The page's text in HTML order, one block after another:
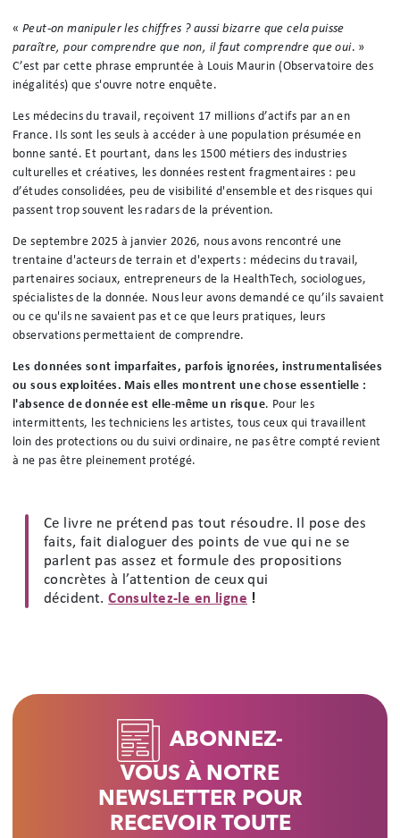
« Peut-on manipuler les chiffres ? aussi bizarre que cela puisse
paraître, pour comprendre que non, il faut comprendre que oui. »
C’est par cette phrase empruntée à Louis Maurin (Observatoire des
inégalités) que s'ouvre notre enquête.
Les médecins du travail, reçoivent 17 millions d’actifs par an en
France. Ils sont les seuls à accéder à une population présumée en
bonne santé. Et pourtant, dans les 1500 métiers des industries
culturelles et créatives, les données restent fragmentaires : peu
d’études consolidées, peu de visibilité d'ensemble et des risques qui
passent trop souvent les radars de la prévention.
De septembre 2025 à janvier 2026, nous avons rencontré une
trentaine d'acteurs de terrain et d'experts : médecins du travail,
partenaires sociaux, entrepreneurs de la HealthTech, sociologues,
spécialistes de la donnée. Nous leur avons demandé ce qu’ils savaient
ou ce qu'ils ne savaient pas et ce que leurs pratiques, leurs
observations permettaient de comprendre.
Les données sont imparfaites, parfois ignorées, instrumentalisées
ou sous exploitées. Mais elles montrent une chose essentielle :
l'absence de donnée est elle-même un risque. Pour les
intermittents, les techniciens les artistes, tous ceux qui travaillent
loin des protections ou du suivi ordinaire, ne pas être compté revient
à ne pas être pleinement protégé.
Ce livre ne prétend pas tout résoudre. Il pose des
faits, fait dialoguer des points de vue qui ne se
parlent pas assez et formule des propositions
concrètes à l’attention de ceux qui
décident.Consultez-le en ligne !
ABONNEZ-
VOUS À NOTRE
NEWSLETTER POUR
RECEVOIR TOUTE